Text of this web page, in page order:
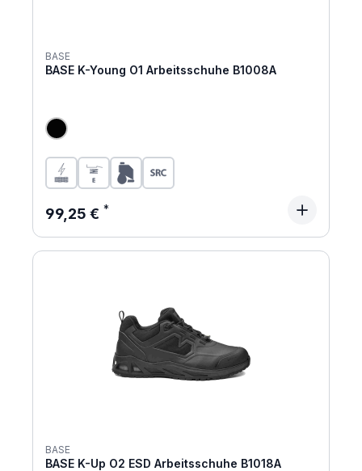
BASE
BASE K-Young O1 Arbeitsschuhe B1008A
Regulärer Preis:
99,25 €
BASE
BASE K-Up O2 ESD Arbeitsschuhe B1018A